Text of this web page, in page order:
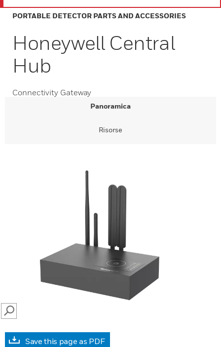
PORTABLE DETECTOR PARTS AND ACCESSORIES
Honeywell Central
Hub
Connectivity Gateway
Panoramica
Risorse
SEARCH
Save this page as PDF